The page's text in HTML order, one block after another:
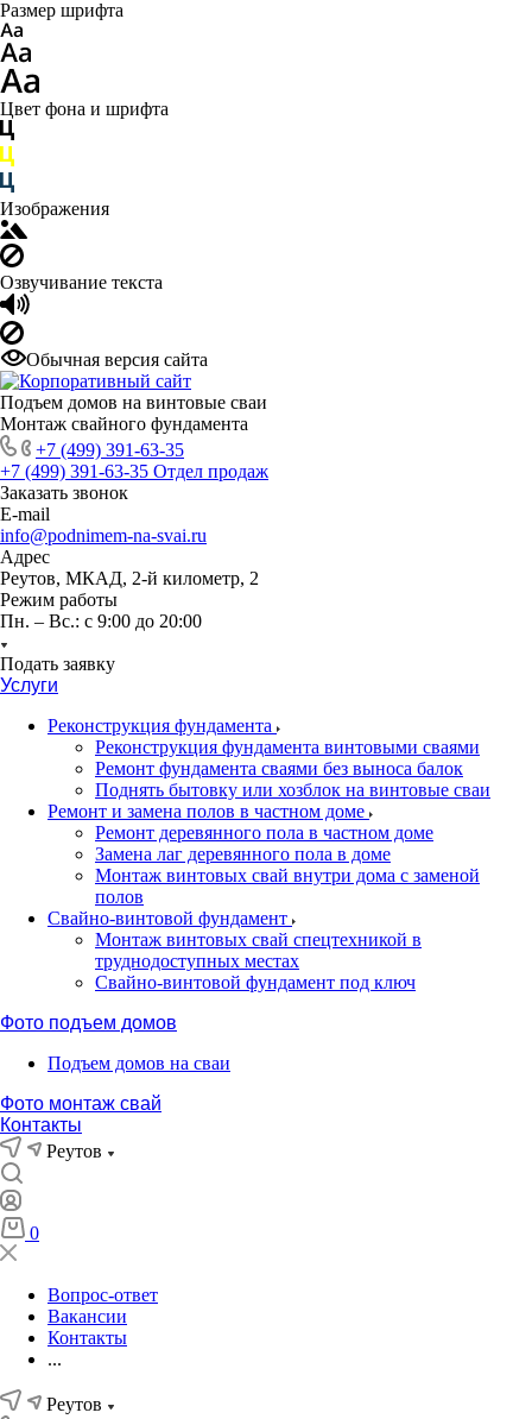
Размер шрифта
Цвет фона и шрифта
Изображения
Озвучивание текста
Обычная версия сайта
Подъем домов на винтовые сваи
Монтаж свайного фундамента
+7 (499) 391-63-35
+7 (499) 391-63-35 Отдел продаж
Заказать звонок
E-mail
info@podnimem-na-svai.ru
Адрес
Реутов, МКАД, 2-й километр, 2
Режим работы
Пн. – Вс.: с 9:00 до 20:00
Подать заявку
Услуги
Реконструкция фундамента
Реконструкция фундамента винтовыми сваями
Ремонт фундамента сваями без выноса балок
Поднять бытовку или хозблок на винтовые сваи
Ремонт и замена полов в частном доме
Ремонт деревянного пола в частном доме
Замена лаг деревянного пола в доме
Монтаж винтовых свай внутри дома с заменой
полов
Свайно-винтовой фундамент
Монтаж винтовых свай спецтехникой в
труднодоступных местах
Свайно-винтовой фундамент под ключ
Фото подъем домов
Подъем домов на сваи
Фото монтаж свай
Контакты
Реутов
0
Вопрос-ответ
Вакансии
Контакты
...
Реутов